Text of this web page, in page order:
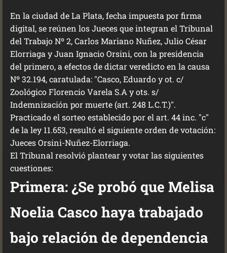
En la ciudad de La Plata, fecha impuesta por firma
digital, se reúnen los Jueces que integran el Tribunal
del Trabajo Nº 2, Carlos Mariano Nuñez, Julio César
Elorriaga y Juan Ignacio Orsini, con la presidencia
del primero, a efectos de dictar veredicto en la causa
Nº 32.194, caratulada: "Casco, Eduardo y ot. c/
Zoológico Florencio Varela S.A y ots. s/
Indemnización por muerte (art. 248 L.C.T.)".
Practicado el sorteo establecido por el art. 44 inc. "c"
de la ley 11.653, resultó el siguiente orden de votación:
Jueces Orsini-Nuñez-Elorriaga.
El Tribunal resolvió plantear y votar las siguientes
cuestiones:
Primera: ¿Se probó que Melisa
Noelia Casco haya trabajado
bajo relación de dependencia